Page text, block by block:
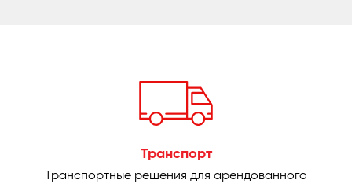
Транспорт
Транспортные решения для арендованного